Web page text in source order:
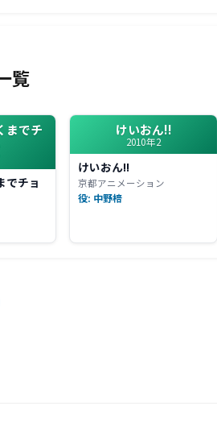
覧
までチ
でチョ
けいおん!!
2010年2
けいおん!!
京都アニメーション
役: 中野棓